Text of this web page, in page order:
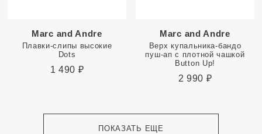
Marc and Andre
Плавки-слипы высокие
Dots
1 490 ₽
Marc and Andre
Верх купальника-бандо
пуш-ап с плотной чашкой
Button Up!
2 990 ₽
ПОКАЗАТЬ ЕЩЕ